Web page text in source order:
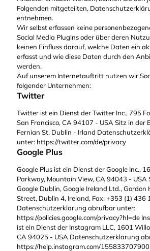
Folgenden mitgeteilten,
entnehmen.
Wir selbst erfassen keine
Social Media Plugins oder über deren
keinen Einfluss darauf, welche Daten ein
erfasst und wie diese Daten durch den
werden.
Auf unserem Internetauftritt nutzen wir
folgender Unternehmen:
Twitter
Twitter ist ein Dienst der Twitter Inc., 795
San Francisco, CA 94107 - USA Sitz in der
Fernian St, Dublin - Irland
unter: https://twitter.com/de/privacy
Google Plus
Google Plus ist ein Dienst der Google Inc.,
Parkway, Mountain View, CA 94043 - USA
Google Dublin, Google Ireland Ltd., Gordon
Street, Dublin 4, Ireland, Fax: +353 (1) 436
Datenschutzerklärung abrufbar unter:
https://policies.google.com/privacy?hl=de
ist ein Dienst der Instagram LLC, 1601
CA 94025 - USA Datenschutzerklärung
https://help.instagram.com/